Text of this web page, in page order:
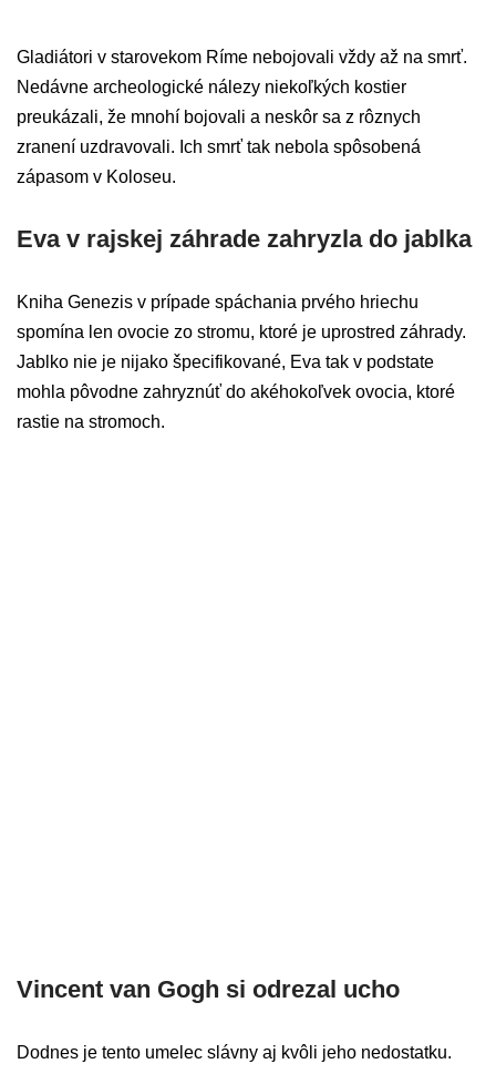
Gladiátori v starovekom Ríme nebojovali vždy až na smrť.
Nedávne archeologické nálezy niekoľkých kostier
preukázali, že mnohí bojovali a neskôr sa z rôznych
zranení uzdravovali. Ich smrť tak nebola spôsobená
zápasom v Koloseu.
Eva v rajskej záhrade zahryzla do jablka
Kniha Genezis v prípade spáchania prvého hriechu
spomína len ovocie zo stromu, ktoré je uprostred záhrady.
Jablko nie je nijako špecifikované, Eva tak v podstate
mohla pôvodne zahryznúť do akéhokoľvek ovocia, ktoré
rastie na stromoch.
Vincent van Gogh si odrezal ucho
Dodnes je tento umelec slávny aj kvôli jeho nedostatku.